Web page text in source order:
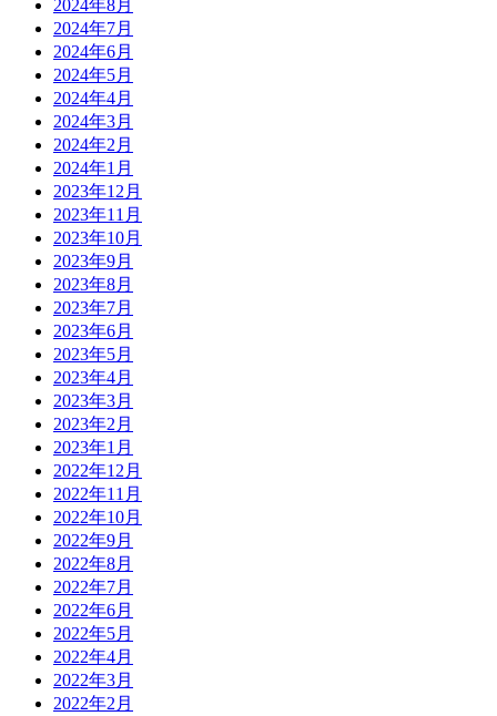
2024年8月
2024年7月
2024年6月
2024年5月
2024年4月
2024年3月
2024年2月
2024年1月
2023年12月
2023年11月
2023年10月
2023年9月
2023年8月
2023年7月
2023年6月
2023年5月
2023年4月
2023年3月
2023年2月
2023年1月
2022年12月
2022年11月
2022年10月
2022年9月
2022年8月
2022年7月
2022年6月
2022年5月
2022年4月
2022年3月
2022年2月